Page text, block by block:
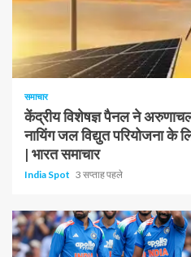
1 न्यूनतम पढ़ा
समाचार
केंद्रीय विशेषज्ञ पैनल ने
नायिंग जल विद्युत परियोजना के
| भारत समाचार
India Spot 3 सप्ताह पहले